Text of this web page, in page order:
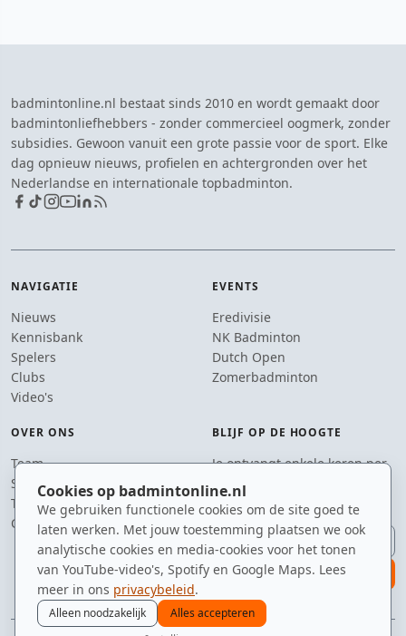
Cookies op badmintonline.nl
We gebruiken functionele cookies om de site goed te
laten werken. Met jouw toestemming plaatsen we ook
analytische cookies en media-cookies voor het tonen
van YouTube-video's, Spotify en Google Maps. Lees
meer in ons privacybeleid.
Alleen noodzakelijk
Alles accepteren
badmintonline.nl bestaat sinds 2010 en wordt gemaakt door
badmintonliefhebbers - zonder commercieel oogmerk, zonder
subsidies. Gewoon vanuit een grote passie voor de sport. Elke
dag opnieuw nieuws, profielen en achtergronden over het
Nederlandse en internationale topbadminton.
NAVIGATIE
Nieuws
Kennisbank
Spelers
Clubs
Video's
EVENTS
Eredivisie
NK Badminton
Dutch Open
Zomerbadminton
OVER ONS
Team
Supporters
Tip de redactie
Contact
BLIJF OP DE HOOGTE
Je ontvangt enkele keren per
jaar een e-mail met het
laatste badmintonnieuws.
E-mailadres
aanmelden